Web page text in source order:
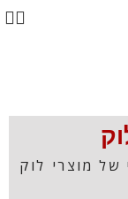
של מוצרי לוק